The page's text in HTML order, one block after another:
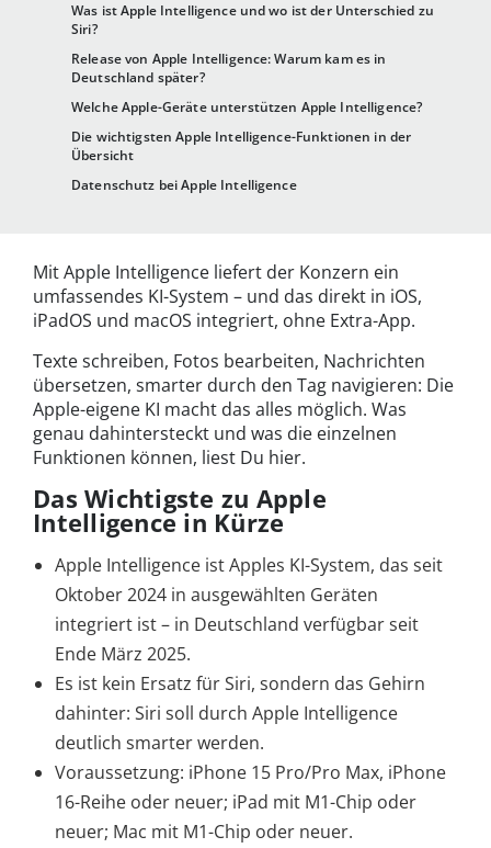
Was ist Apple Intelligence und wo ist der Unterschied zu
Siri?
Release von Apple Intelligence: Warum kam es in
Deutschland später?
Welche Apple-Geräte unterstützen Apple Intelligence?
Die wichtigsten Apple Intelligence-Funktionen in der
Übersicht
Datenschutz bei Apple Intelligence
Mit Apple Intelligence liefert der Konzern ein
umfassendes KI-System – und das direkt in iOS,
iPadOS und macOS integriert, ohne Extra-App.
Texte schreiben, Fotos bearbeiten, Nachrichten
übersetzen, smarter durch den Tag navigieren: Die
Apple-eigene KI macht das alles möglich. Was
genau dahintersteckt und was die einzelnen
Funktionen können, liest Du hier.
Das Wichtigste zu Apple
Intelligence in Kürze
Apple Intelligence ist Apples KI-System, das seit
Oktober 2024 in ausgewählten Geräten
integriert ist – in Deutschland verfügbar seit
Ende März 2025.
Es ist kein Ersatz für Siri, sondern das Gehirn
dahinter: Siri soll durch Apple Intelligence
deutlich smarter werden.
Voraussetzung: iPhone 15 Pro/Pro Max, iPhone
16-Reihe oder neuer; iPad mit M1-Chip oder
neuer; Mac mit M1-Chip oder neuer.